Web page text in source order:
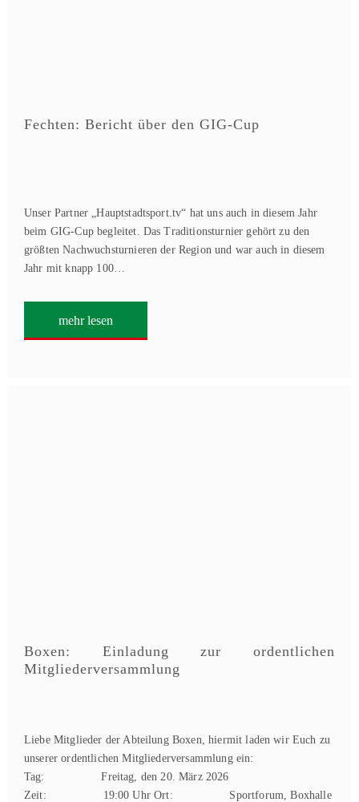
Fechten: Bericht über den GIG-Cup
Unser Partner „Hauptstadtsport.tv“ hat uns auch in diesem Jahr
beim GIG-Cup begleitet. Das Traditionsturnier gehört zu den
größten Nachwuchsturnieren der Region und war auch in diesem
Jahr mit knapp 100…
mehr lesen
Boxen: Einladung zur ordentlichen
Mitgliederversammlung
Liebe Mitglieder der Abteilung Boxen, hiermit laden wir Euch zu
unserer ordentlichen Mitgliederversammlung ein:
Tag: Freitag, den 20. März 2026
Zeit: 19:00 Uhr Ort: Sportforum, Boxhalle